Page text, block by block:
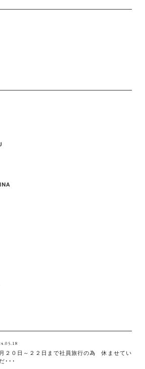
２０日～２２日まで社員旅行の為 休ませてい
･･･